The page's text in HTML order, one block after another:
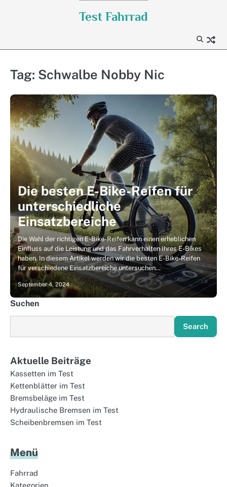
Test Fahrrad
Tag: Schwalbe Nobby Nic
Die besten E-Bike-Reifen für
unterschiedliche
Einsatzbereiche
Die Wahl der richtigen E-Bike-Reifen kann einen erheblichen
Einfluss auf die Leistung und das Fahrverhalten Ihres E-Bikes
haben. In diesem Artikel werden wir die besten E-Bike-Reifen
für verschiedene Einsatzbereiche untersuchen…
September 4, 2024
Suchen
Search
Aktuelle Beiträge
Kassetten im Test
Kettenblätter im Test
Bremsbeläge im Test
Hydraulische Bremsen im Test
Scheibenbremsen im Test
Menü
Fahrrad
Kategorien